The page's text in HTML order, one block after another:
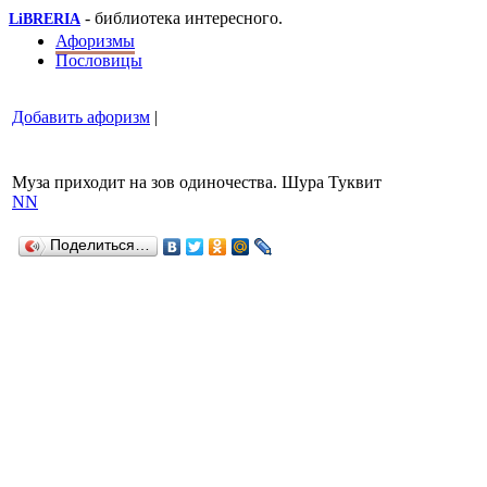
LiBRERIA - библиотека интересного.
Афоризмы
Пословицы
Добавить афоризм |
Муза приходит на зов одиночества. Шура Туквит
NN
Поделиться…